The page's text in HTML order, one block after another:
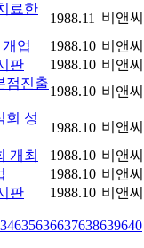
료한
1988.11
비앤
업 1988.10 비앤
판 1988.10 비앤
점진출
1988.10 비앤
회 성
1988.10 비앤
개최 1988.10 비앤
1988.10 비앤
판 1988.10 비앤
635636637638639640